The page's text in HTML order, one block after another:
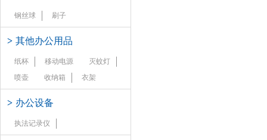
钢丝球 刷子
> 其他办公用品
纸杯 移动电源
灭蚊灯
喷壶
收纳箱 衣架
> 办公设备
执法记录仪